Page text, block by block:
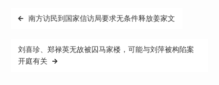
文
导
航
南方访民到国家信访局要求无条件释放姜家文
刘喜珍、郑禄英无故被囚马家楼，可能与刘萍被构陷案
开庭有关